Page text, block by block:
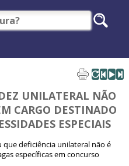
UNILATERAL NÃO
CARGO DESTINADO
ESPECIAIS
que deficiência unilateral não é
específicas em concurso